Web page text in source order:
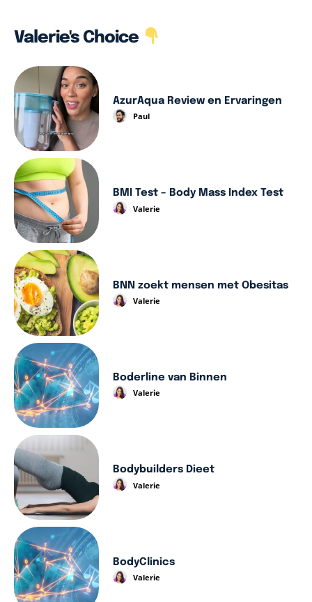
Valerie's Choice
AzurAqua Review en Ervaringen
Paul
BMI Test – Body Mass Index Test
Valerie
BNN zoekt mensen met Obesitas
Valerie
Boderline van Binnen
Valerie
Bodybuilders Dieet
Valerie
BodyClinics
Valerie